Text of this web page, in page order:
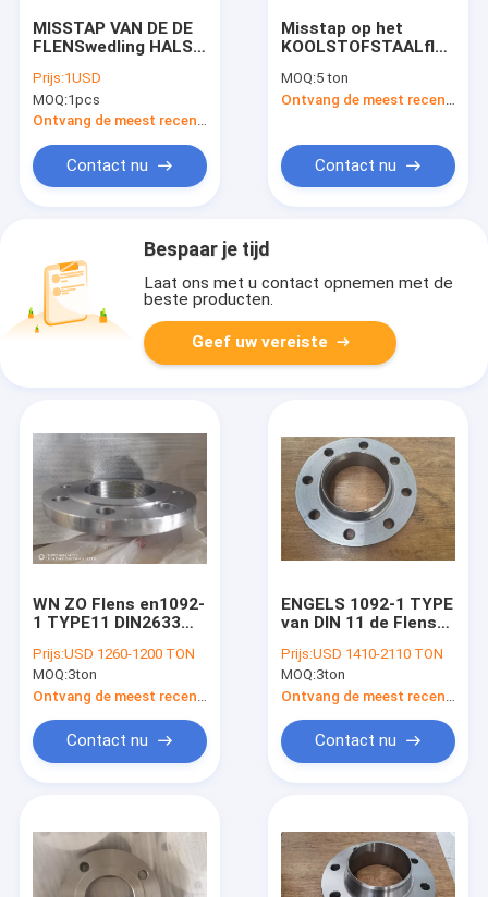
MISSTAP VAN DE DE
FLENSwedling HALS
GESMEDE OP BLINDE
VLAK INGEPASTE
LOSSE FLENS
Prijs:1USD
MOQ:1pcs
Ontvang de meest recente Prijs
Contact nu
Misstap op het
KOOLSTOFSTAALflens
PN6 PN40 Vlakke
Flens 2502 2503 voor
MOQ:5 ton
Contact nu
Bespaar je tijd
Laat ons met u contact opnemen met de
beste producten.
Geef uw vereiste
WN ZO Flens en1092-
1 TYPE11 DIN2633
DIN2576 P250GH
P280GH
Prijs:USD 1260-1200 TON
MOQ:3ton
Contact nu
ENGELS 1092-1 TYPE
van DIN 11 de Flens
2633 P250GH C22.8
van Rtj Wn
Prijs:USD 1410-2110 TON
MOQ:3ton
Contact nu